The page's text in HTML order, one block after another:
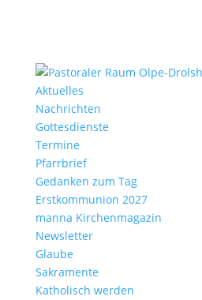
Aktu­elles
Nach­richten
Gottes­dienste
Termine
Pfarr­brief
Gedanken zum Tag
Erst­kom­mu­nion 2027
manna Kirchen­ma­gazin
News­letter
Glaube
Sakra­mente
Katho­lisch werden